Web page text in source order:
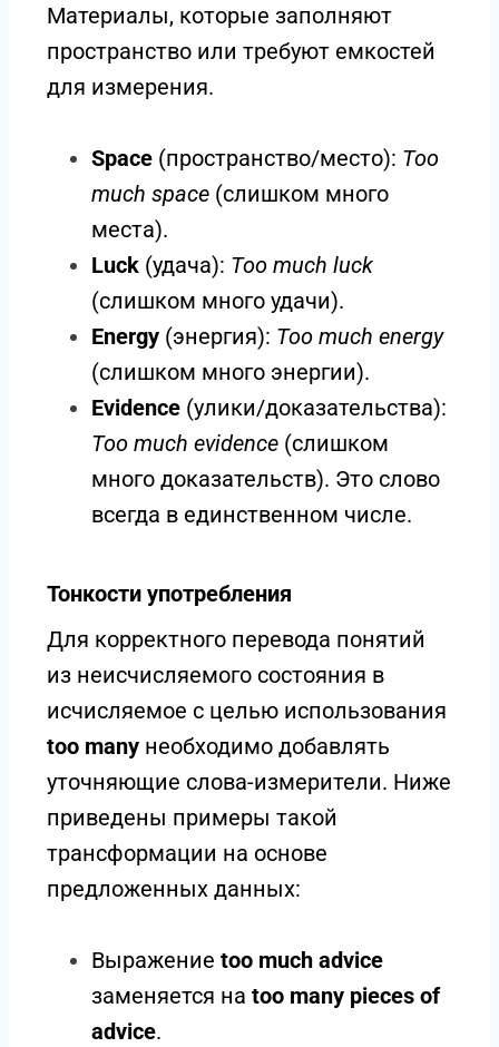
Материалы, которые заполняют
пространство или требуют емкостей
для измерения.
Space (пространство/место): Too
much space (слишком много
места).
Luck (удача): Too much luck
(слишком много удачи).
Energy (энергия): Too much energy
(слишком много энергии).
Evidence (улики/доказательства):
Too much evidence (слишком
много доказательств). Это слово
всегда в единственном числе.
Тонкости употребления
Для корректного перевода понятий
из неисчисляемого состояния в
исчисляемое с целью использования
too many необходимо добавлять
уточняющие слова-измерители. Ниже
приведены примеры такой
трансформации на основе
предложенных данных:
Выражение too much advice
заменяется на too many pieces of
advice.